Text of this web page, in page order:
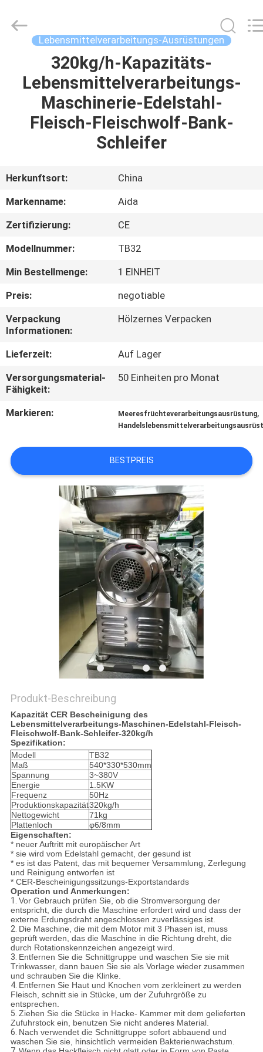
PRODUKTE
ÜBER
UNS
FABRIK-
AUSFLUG
QUALITÄTSKONTROLLE
TRETEN
SIE
UNS
IN
NACHRICHTEN
PRIVACY
equipments
limited.
Lebensmittelverarbeitungs-Ausrüstungen
320kg/h-Kapazitäts-
Lebensmittelverarbeitungs-
Maschinerie-Edelstahl-
Fleisch-Fleischwolf-Bank-
Schleifer
Herkunftsort:
China
Markenname:
Aida
Zertifizierung:
CE
Modellnummer:
TB32
Min Bestellmenge:
1 EINHEIT
Preis:
negotiable
Verpackung
Informationen:
Hölzernes Verpacken
Lieferzeit:
Auf Lager
Versorgungsmaterial-
Fähigkeit:
50 Einheiten pro Monat
Markieren: Meeresfrüchteverarbeitungsausrüstung,
BESTPREIS
Produkt-Beschreibung
Kapazität CER Bescheinigung des
Lebensmittelverarbeitungs-Maschinen-Edelstahl-Fleisch-
Fleischwolf-Bank-Schleifer-320kg/h
Spezifikation:
Modell
TB32
Maß
540*330*530mm
Spannung
3~380V
Energie
1.5KW
Frequenz
50Hz
Produktionskapazität320kg/h
Nettogewicht
71kg
Plattenloch
φ6/8mm
Eigenschaften:
* neuer Auftritt mit europäischer Art
* sie wird vom Edelstahl gemacht, der gesund ist
* es ist das Patent, das mit bequemer Versammlung, Zerlegung
und Reinigung entworfen ist
* CER-Bescheinigungssitzungs-Exportstandards
Operation und Anmerkungen:
1. Vor Gebrauch prüfen Sie, ob die Stromversorgung der
entspricht, die durch die Maschine erfordert wird und dass der
externe Erdungsdraht angeschlossen zuverlässiges ist.
2. Die Maschine, die mit dem Motor mit 3 Phasen ist, muss
geprüft werden, das die Maschine in die Richtung dreht, die
durch Rotationskennzeichen angezeigt wird.
3. Entfernen Sie die Schnittgruppe und waschen Sie sie mit
Trinkwasser, dann bauen Sie sie als Vorlage wieder zusammen
und schrauben Sie die Klinke.
4. Entfernen Sie Haut und Knochen vom zerkleinert zu werden
Fleisch, schnitt sie in Stücke, um der Zufuhrgröße zu
entsprechen.
5. Ziehen Sie die Stücke in Hacke- Kammer mit dem gelieferten
Zufuhrstock ein, benutzen Sie nicht anderes Material.
6. Nach verwendet die Schnittgruppe sofort abbauend und
waschen Sie sie, hinsichtlich vermeiden Bakterienwachstum.